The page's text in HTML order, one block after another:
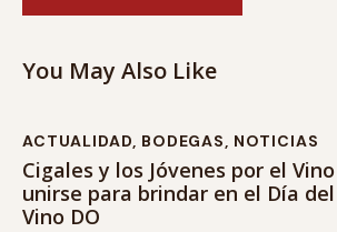
You May Also Like
ACTUALIDAD, BODEGAS, NOTICIAS
Cigales y los Jóvenes por el
unirse para brindar en el Día
Vino DO